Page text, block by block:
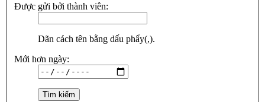
Được gửi bởi thành viên:
Dãn cách tên bằng dấu phẩy(,).
Mới hơn ngày: